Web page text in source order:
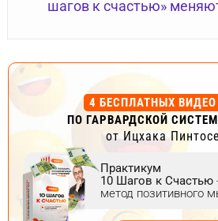
шагов к счастью»
4 БЕСПЛАТНЫХ ВИДЕО
ПО ГАРВАРДСКОЙ
от Ицхака
Практикум
10 Шагов к Счастью
метод позитивного